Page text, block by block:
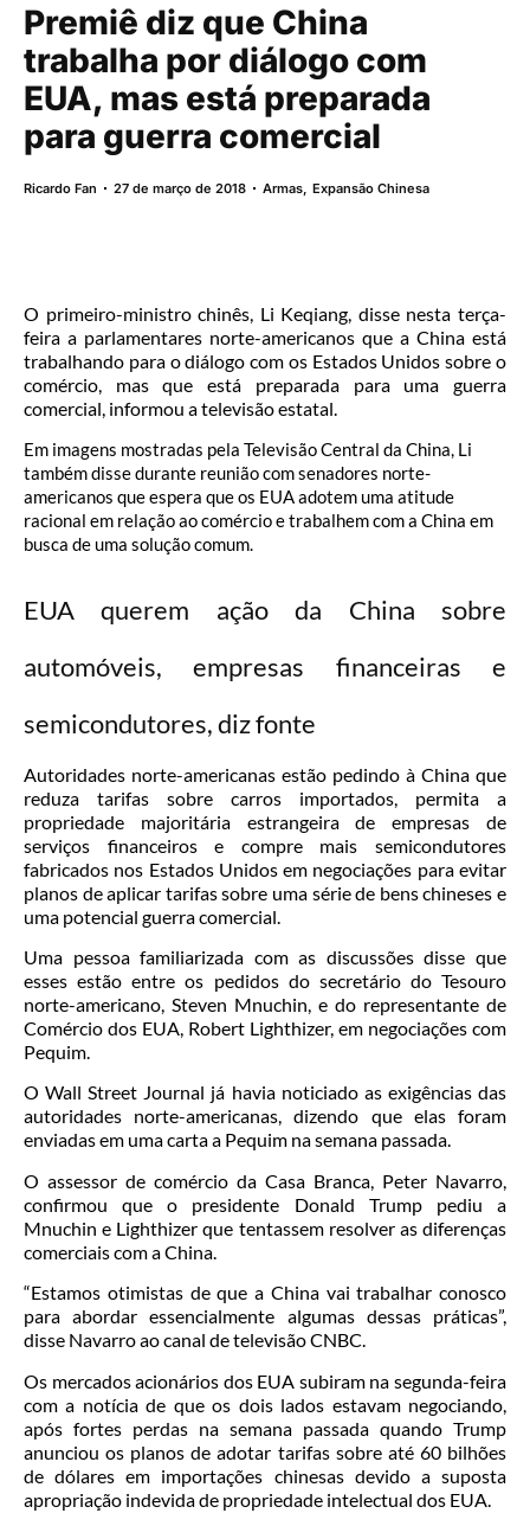
Premiê diz que China
trabalha por diálogo com
EUA, mas está preparada
para guerra comercial
Ricardo Fan 27 de março de 2018 Armas,Expansão Chinesa
O primeiro-ministro chinês, Li Keqiang, disse nesta terça-
feira a parlamentares norte-americanos que a China está
trabalhando para o diálogo com os Estados Unidos sobre o
comércio, mas que está preparada para uma guerra
comercial, informou a televisão estatal.
Em imagens mostradas pela Televisão Central da China, Li
também disse durante reunião com senadores norte-
americanos que espera que os EUA adotem uma atitude
racional em relação ao comércio e trabalhem com a China em
busca de uma solução comum.
EUA querem ação da China sobre
automóveis, empresas financeiras e
semicondutores, diz fonte
Autoridades norte-americanas estão pedindo à China que
reduza tarifas sobre carros importados, permita a
propriedade majoritária estrangeira de empresas de
serviços financeiros e compre mais semicondutores
fabricados nos Estados Unidos em negociações para evitar
planos de aplicar tarifas sobre uma série de bens chineses e
uma potencial guerra comercial.
Uma pessoa familiarizada com as discussões disse que
esses estão entre os pedidos do secretário do Tesouro
norte-americano, Steven Mnuchin, e do representante de
Comércio dos EUA, Robert Lighthizer, em negociações com
Pequim.
O Wall Street Journal já havia noticiado as exigências das
autoridades norte-americanas, dizendo que elas foram
enviadas em uma carta a Pequim na semana passada.
O assessor de comércio da Casa Branca, Peter Navarro,
confirmou que o presidente Donald Trump pediu a
Mnuchin e Lighthizer que tentassem resolver as diferenças
comerciais com a China.
“Estamos otimistas de que a China vai trabalhar conosco
para abordar essencialmente algumas dessas práticas”,
disse Navarro ao canal de televisão CNBC.
Os mercados acionários dos EUA subiram na segunda-feira
com a notícia de que os dois lados estavam negociando,
após fortes perdas na semana passada quando Trump
anunciou os planos de adotar tarifas sobre até 60 bilhões
de dólares em importações chinesas devido a suposta
apropriação indevida de propriedade intelectual dos EUA.